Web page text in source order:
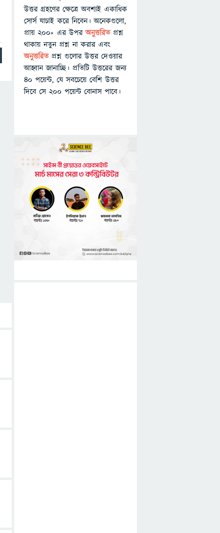
উত্তর গ্রহণের ক্ষেত্রে অবশ্যই একাধিক
সোর্স যাচাই করে নিবেন। অনেকগুলো,
প্রায় ২০০+ এর উপরঅনুত্তরিতপ্রশ্ন
থাকায় নতুন প্রশ্ন না করার এবং
অনুত্তরিত প্রশ্ন গুলোর উত্তর দেওয়ার
আহ্বান জানাচ্ছি। প্রতিটি উত্তরের জন্য
৪০ পয়েন্ট, যে সবচেয়ে বেশি উত্তর
দিবে সে ২০০ পয়েন্ট বোনাস পাবে।